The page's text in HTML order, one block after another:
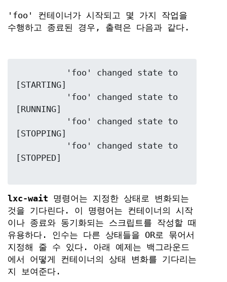
'foo' 컨테이너가 시작되고 몇 가지 작업을
수행하고 종료된 경우, 출력은 다음과 같다.
[STARTING]
[RUNNING]
[STOPPING]
[STOPPED]
lxc-wait 명령어는 지정한 상태로 변화되는
것을 기다린다. 이 명령어는 컨테이너의 시작
이나 종료와 동기화되는 스크립트를 작성할 때
유용하다. 인수는 다른 상태들을 OR로 묶어서
지정해 줄 수 있다. 아래 예제는 백그라운드
에서 어떻게 컨테이너의 상태 변화를 기다리는
지 보여준다.